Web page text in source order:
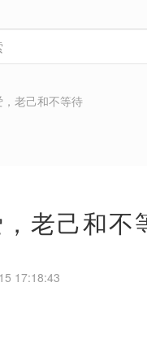
老己和不等待
老己和不
17:18:43